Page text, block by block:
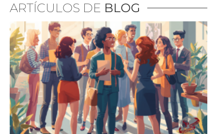
ARTÍCULOS DE BLOG